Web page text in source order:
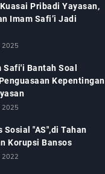
Pribadi Yayasan,
Imam Safi’i Jadi
2025
Safi'i Bantah Soal
Kepentingan
2025
Sosial "AS",di Tahan
Korupsi Bansos
2022